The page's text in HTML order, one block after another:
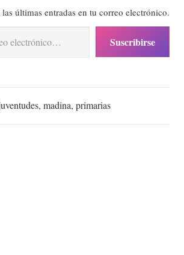
últimas entradas en tu correo electrónico.
Suscribirse
,madina,primarias